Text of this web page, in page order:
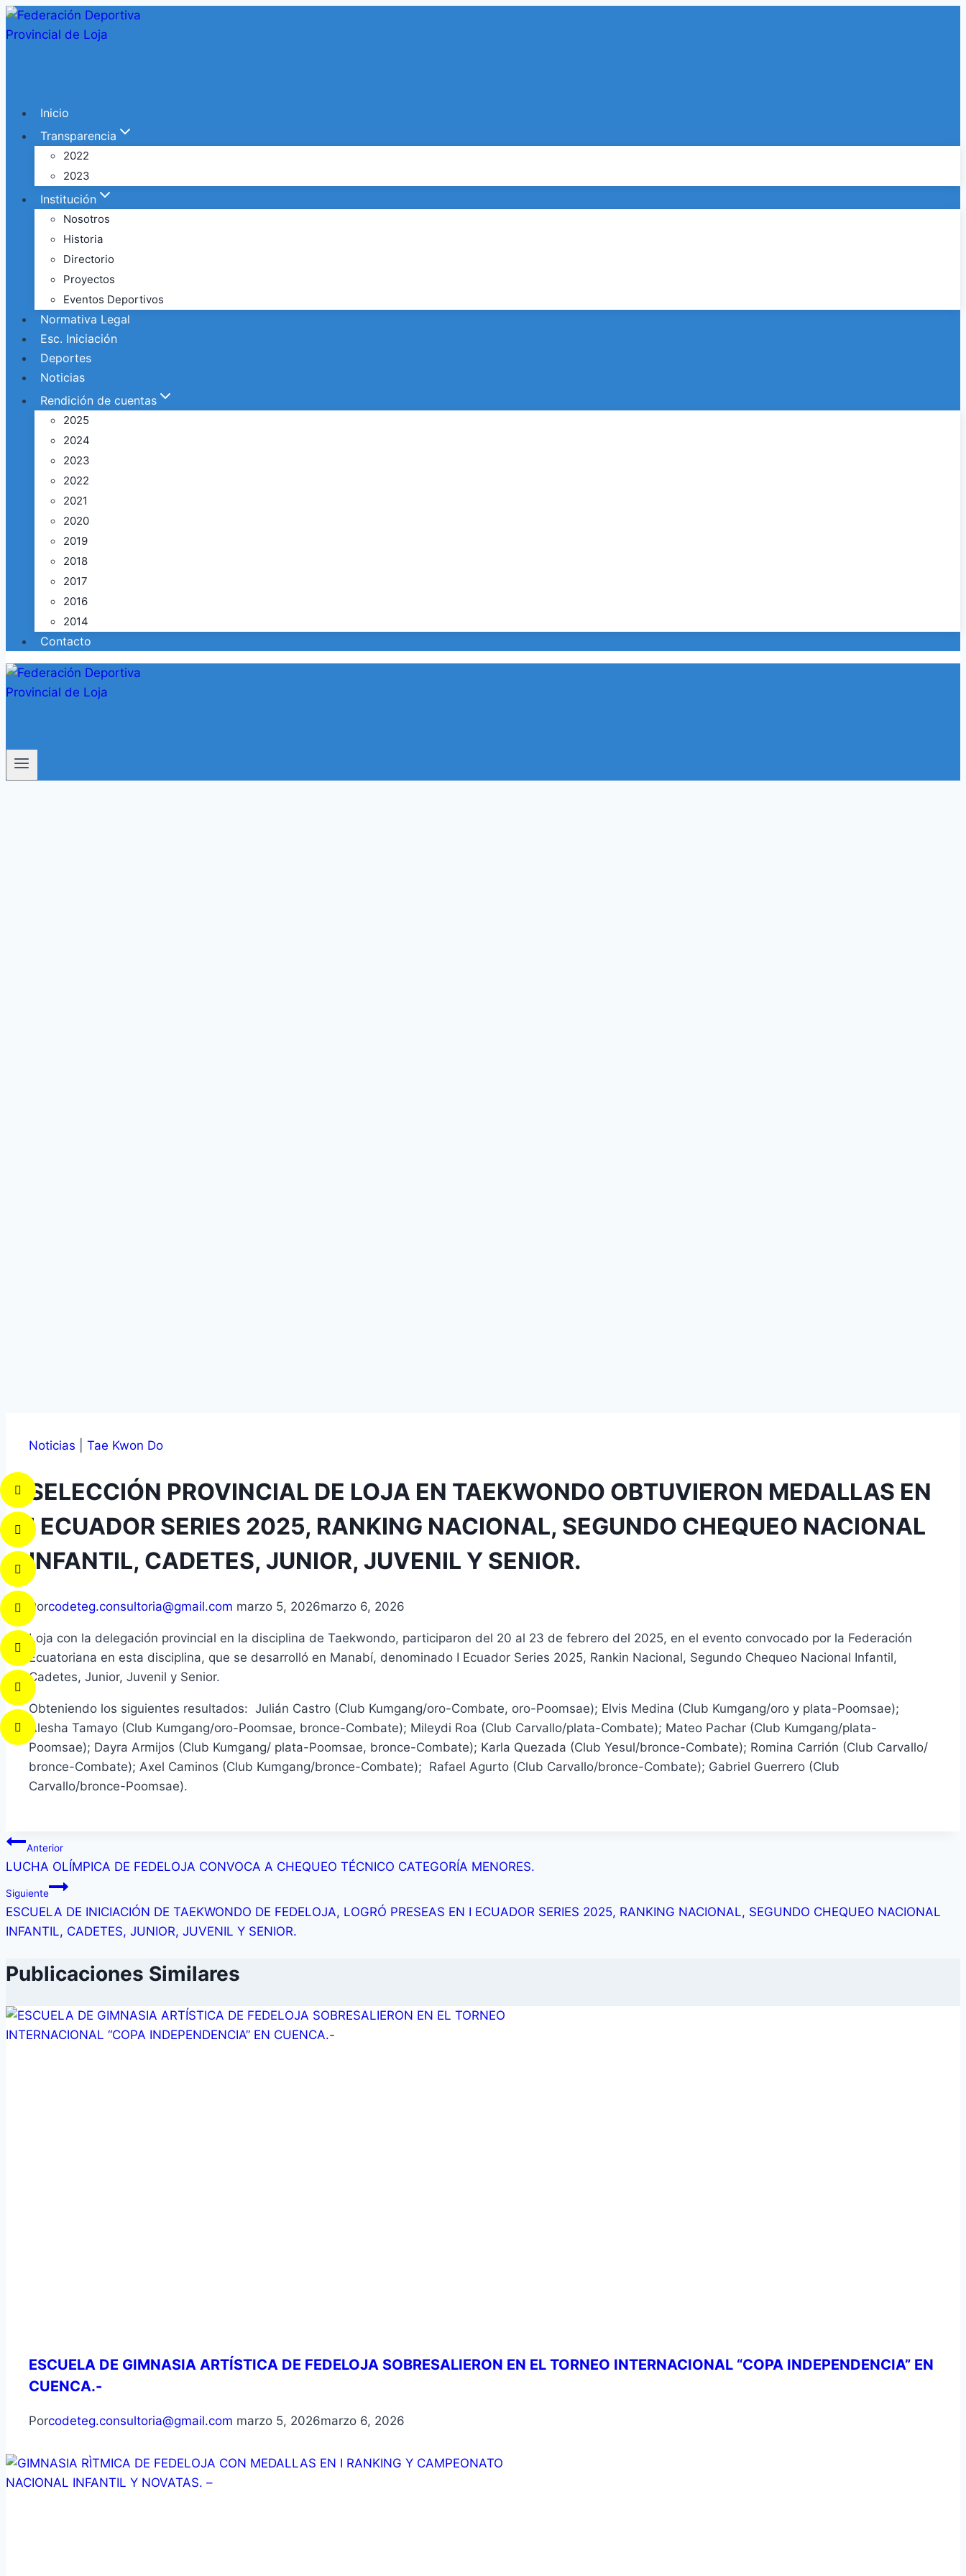
Inicio
Transparencia
2022
2023
Institución
Nosotros
Historia
Directorio
Proyectos
Eventos Deportivos
Normativa Legal
Esc. Iniciación
Deportes
Noticias
Rendición de cuentas
2025
2024
2023
2022
2021
2020
2019
2018
2017
2016
2014
Contacto
Noticias Tae Kwon Do
SELECCIÓN PROVINCIAL DE LOJA EN TAEKWONDO OBTUVIERON MEDALLAS EN
I ECUADOR SERIES 2025, RANKING NACIONAL, SEGUNDO CHEQUEO NACIONAL
INFANTIL, CADETES, JUNIOR, JUVENIL Y SENIOR.
Porcodeteg.consultoria@gmail.com marzo 5, 2026marzo 6, 2026
Loja con la delegación provincial en la disciplina de Taekwondo, participaron del 20 al 23 de febrero del 2025, en el evento convocado por la Federación
Ecuatoriana en esta disciplina, que se desarrolló en Manabí, denominado I Ecuador Series 2025, Rankin Nacional, Segundo Chequeo Nacional Infantil,
Cadetes, Junior, Juvenil y Senior.
Obteniendo los siguientes resultados: Julián Castro (Club Kumgang/oro-Combate, oro-Poomsae); Elvis Medina (Club Kumgang/oro y plata-Poomsae);
Alesha Tamayo (Club Kumgang/oro-Poomsae, bronce-Combate); Mileydi Roa (Club Carvallo/plata-Combate); Mateo Pachar (Club Kumgang/plata-
Poomsae); Dayra Armijos (Club Kumgang/ plata-Poomsae, bronce-Combate); Karla Quezada (Club Yesul/bronce-Combate); Romina Carrión (Club Carvallo/
bronce-Combate); Axel Caminos (Club Kumgang/bronce-Combate); Rafael Agurto (Club Carvallo/bronce-Combate); Gabriel Guerrero (Club
Carvallo/bronce-Poomsae).
Anterior
LUCHA OLÍMPICA DE FEDELOJA CONVOCA A CHEQUEO TÉCNICO CATEGORÍA MENORES.
Siguiente
ESCUELA DE INICIACIÓN DE TAEKWONDO DE FEDELOJA, LOGRÓ PRESEAS EN I ECUADOR SERIES 2025, RANKING NACIONAL, SEGUNDO CHEQUEO NACIONAL
INFANTIL, CADETES, JUNIOR, JUVENIL Y SENIOR.
Publicaciones Similares
ESCUELA DE GIMNASIA ARTÍSTICA DE FEDELOJA SOBRESALIERON EN EL TORNEO INTERNACIONAL “COPA INDEPENDENCIA” EN
CUENCA.-
Porcodeteg.consultoria@gmail.com marzo 5, 2026marzo 6, 2026